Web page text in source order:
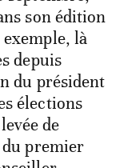
son édition
là
depuis
du président
élections
de
premier